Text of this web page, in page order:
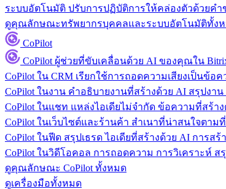
ระบบอัตโนมัติ ปรับการปฏิบัติการให้คล่องตัวด้วยคำ
ดูคุณลักษณะทรัพยากรบุคคลและระบบอัตโนมัติทั้ง
CoPilot
CoPilot ผู้ช่วยที่ขับเคลื่อนด้วย AI ของคุณใน
CoPilot ใน CRM เรียกใช้การถอดความเสียงเป็นข้
CoPilot ในงาน คำอธิบายงานที่สร้างด้วย AI สรุปงา
CoPilot ในแชท แหล่งไอเดียไม่จำกัด ข้อความที่สร้า
CoPilot ในเว็บไซต์และร้านค้า สำเนาที่น่าสนใจตาม
CoPilot ในฟีด สรุปเธรด ไอเดียที่สร้างด้วย AI การ
CoPilot ในวิดีโอคอล การถอดความ การวิเคราะห์
ดูคุณลักษณะ CoPilot ทั้งหมด
ดูเครื่องมือทั้งหมด